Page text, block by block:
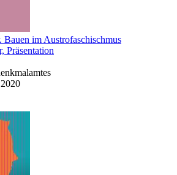
im Austrofaschischmus
Präsentation
2020